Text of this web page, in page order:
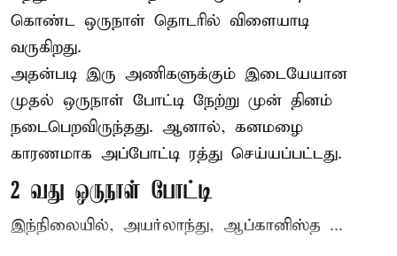
கொண்ட ஒருநாள் தொடரில் விளையாடி
வருகிறது.
அதன்படி இரு அணிகளுக்கும் இடையேயான
முதல் ஒருநாள் போட்டி நேற்று முன் தினம்
நடைபெறவிருந்தது. ஆனால், கனமழை
காரணமாக அப்போட்டி ரத்து செய்யப்பட்டது.
2 வது ஒருநாள் போட்டி
இந்நிலையில், அயர்லாந்து, ஆப்கானிஸ்த ...